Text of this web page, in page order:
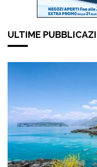
ULTIME